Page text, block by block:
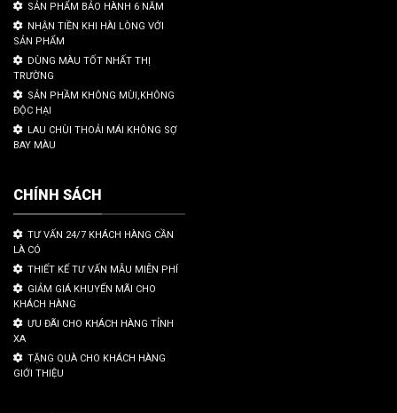
SẢN PHẨM BẢO HÀNH 6 NĂM
NHẬN TIỀN KHI HÀI LÒNG VỚI
SẢN PHẨM
DÙNG MÀU TỐT NHẤT THỊ
TRƯỜNG
SẢN PHẦM KHÔNG MÙI,KHÔNG
ĐỘC HẠI
LAU CHÙI THOẢI MÁI KHÔNG SỢ
BAY MÀU
CHÍNH SÁCH
TƯ VẤN 24/7 KHÁCH HÀNG CẦN
LÀ CÓ
THIẾT KẾ TƯ VẤN MẪU MIỄN PHÍ
GIẢM GIÁ KHUYẾN MÃI CHO
KHÁCH HÀNG
ƯU ĐÃI CHO KHÁCH HÀNG TỈNH
XA
TẶNG QUÀ CHO KHÁCH HÀNG
GIỚI THIỆU